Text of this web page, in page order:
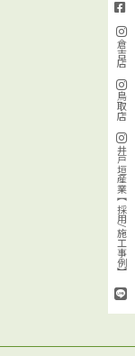
倉吉店
鳥取店
井戸垣産業【採用/施工事例】